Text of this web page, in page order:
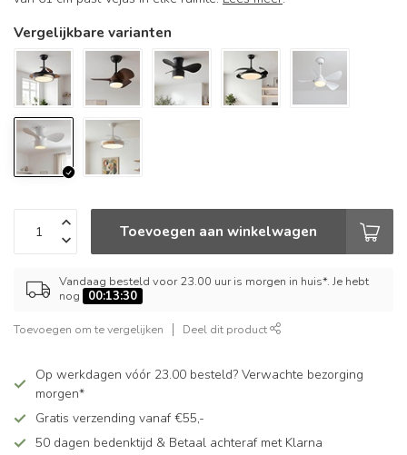
Vergelijkbare varianten
Toevoegen aan winkelwagen
Vandaag besteld voor 23.00 uur is morgen in huis*. Je hebt
nog
00:13:29
Toevoegen om te vergelijken Deel dit product
Op werkdagen vóór 23.00 besteld? Verwachte bezorging
morgen*
Gratis verzending vanaf €55,-
50 dagen bedenktijd & Betaal achteraf met Klarna